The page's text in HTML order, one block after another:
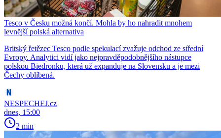
Tesco v Česku možná končí. Mohla by ho nahradit mnohem
levnější polská alternativa
Britský řetězec Tesco podle spekulací zvažuje odchod ze střední
Evropy. Analytici vidí jako nejpravděpodobnějšího nástupce
polskou Biedronku, která už expanduje na Slovensku a je mezi
Čechy oblíbená.
NESPECHEJ.cz
dnes, 15:00
2 min